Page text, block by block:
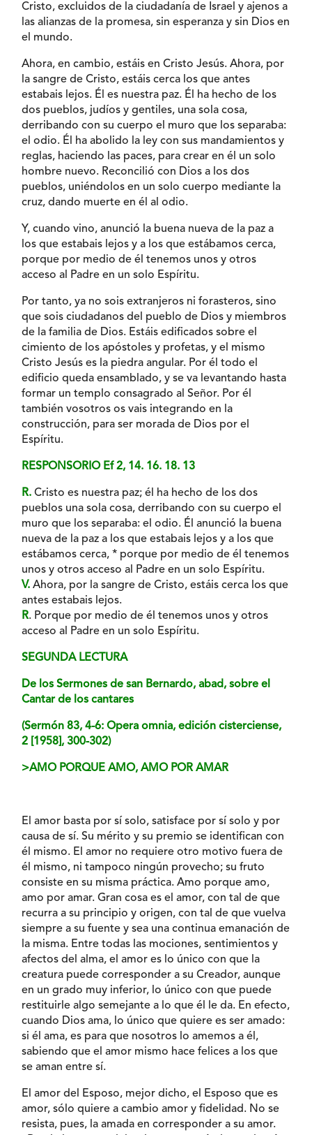
Cristo, excluidos de la ciudadanía de Israel y ajenos a
las alianzas de la promesa, sin esperanza y sin Dios en
el mundo.
Ahora, en cambio, estáis en Cristo Jesús. Ahora, por
la sangre de Cristo, estáis cerca los que antes
estabais lejos. Él es nuestra paz. Él ha hecho de los
dos pueblos, judíos y gentiles, una sola cosa,
derribando con su cuerpo el muro que los separaba:
el odio. Él ha abolido la ley con sus mandamientos y
reglas, haciendo las paces, para crear en él un solo
hombre nuevo. Reconcilió con Dios a los dos
pueblos, uniéndolos en un solo cuerpo mediante la
cruz, dando muerte en él al odio.
Y, cuando vino, anunció la buena nueva de la paz a
los que estabais lejos y a los que estábamos cerca,
porque por medio de él tenemos unos y otros
acceso al Padre en un solo Espíritu.
Por tanto, ya no sois extranjeros ni forasteros, sino
que sois ciudadanos del pueblo de Dios y miembros
de la familia de Dios. Estáis edificados sobre el
cimiento de los apóstoles y profetas, y el mismo
Cristo Jesús es la piedra angular. Por él todo el
edificio queda ensamblado, y se va levantando hasta
formar un templo consagrado al Señor. Por él
también vosotros os vais integrando en la
construcción, para ser morada de Dios por el
Espíritu.
RESPONSORIO Ef 2, 14. 16. 18. 13
R. Cristo es nuestra paz; él ha hecho de los dos
pueblos una sola cosa, derribando con su cuerpo el
muro que los separaba: el odio. Él anunció la buena
nueva de la paz a los que estabais lejos y a los que
estábamos cerca, * porque por medio de él tenemos
unos y otros acceso al Padre en un solo Espíritu.
V. Ahora, por la sangre de Cristo, estáis cerca los que
antes estabais lejos.
R. Porque por medio de él tenemos unos y otros
acceso al Padre en un solo Espíritu.
SEGUNDA LECTURA
De los Sermones de san Bernardo, abad, sobre el
Cantar de los cantares
(Sermón 83, 4-6: Opera omnia, edición cisterciense,
2 [1958], 300-302)
>AMO PORQUE AMO, AMO POR AMAR
El amor basta por sí solo, satisface por sí solo y por
causa de sí. Su mérito y su premio se identifican con
él mismo. El amor no requiere otro motivo fuera de
él mismo, ni tampoco ningún provecho; su fruto
consiste en su misma práctica. Amo porque amo,
amo por amar. Gran cosa es el amor, con tal de que
recurra a su principio y origen, con tal de que vuelva
siempre a su fuente y sea una continua emanación de
la misma. Entre todas las mociones, sentimientos y
afectos del alma, el amor es lo único con que la
creatura puede corresponder a su Creador, aunque
en un grado muy inferior, lo único con que puede
restituirle algo semejante a lo que él le da. En efecto,
cuando Dios ama, lo único que quiere es ser amado:
si él ama, es para que nosotros lo amemos a él,
sabiendo que el amor mismo hace felices a los que
se aman entre sí.
El amor del Esposo, mejor dicho, el Esposo que es
amor, sólo quiere a cambio amor y fidelidad. No se
resista, pues, la amada en corresponder a su amor.